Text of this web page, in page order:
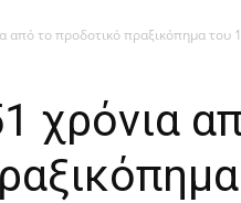
από το προδοτικό πραξικόπημα του
χρόνια